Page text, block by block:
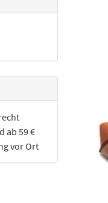
ab 59 €
vor Ort